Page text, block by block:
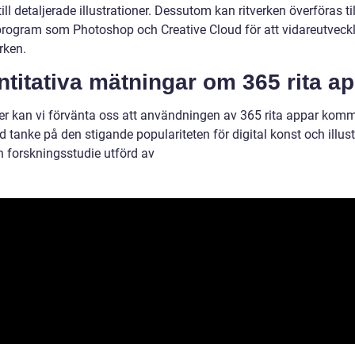
detaljerade illustrationer. Dessutom kan ritverken överföras
som Photoshop och Creative Cloud för att
mätningar om 365 rita
kan vi förvänta oss att användningen av 365 rita appar
tanke på den stigande populariteten för digital konst och
forskningsstudie utförd av